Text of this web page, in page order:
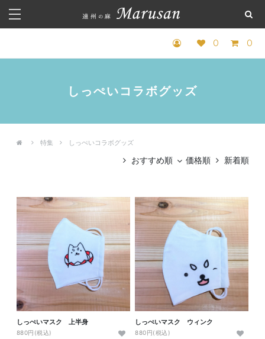
0 0
しっぺいコラボグッズ
特集 しっぺいコラボグッズ
おすすめ順 価格順 新着順
しっぺいマスク 上半身
880円(税込)
しっぺいマスク ウィンク
880円(税込)